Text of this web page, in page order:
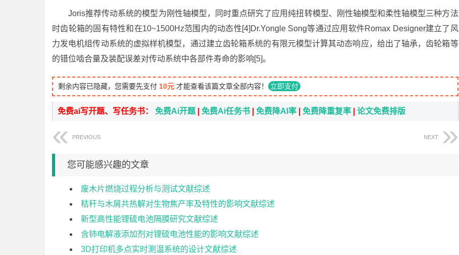
Joris推荐传动系统的模型为刚性轴模型，同时重点研究了应用纯扭转模型、刚性轴模型和柔性轴模型三种方法
时齿轮箱的固有特性和在10~1500Hz范围内的动态性[4]Dr.Yongle Song等通过应用软件Romax Designer建立了风
力发电机组传动系统的虚拟样机模型，通过建立齿轮箱系统的有限元模型计算其动态响应，给出了轴承，齿轮箱等
的错位啮合量及装配误差对传动系统中各部件寿命的影响[5]。
剩余内容已隐藏，您需要先支付 10元 才能查看该篇文章全部内容！ 立即支付
免费ai写开题、写任务书： 免费Ai开题 免费Ai任务书 免费降AI率 免费降重复率 论文免费排版
PREVIOUS NEXT
您可能感兴趣的文章
废木片燃烧过程分析与测试文献综述
秸秆与木屑共热解对生物焦产率及特性的影响文献综述
新型高性能锂硫电池隔膜研究文献综述
含铈电解液添加剂对锂硫电池性能的影响文献综述
3D打印机多点实时测温系统的设计文献综述